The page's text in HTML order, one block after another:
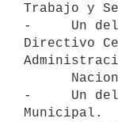
Trabajo y
-     Un
Directivo
-     Un
Municipal.